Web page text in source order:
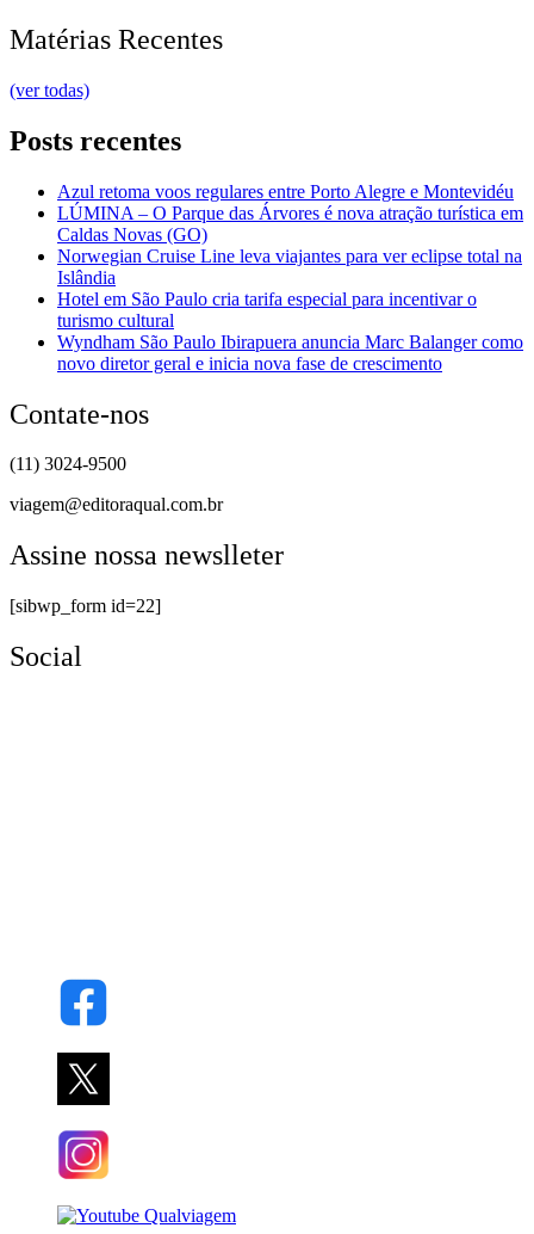
Matérias Recentes
(ver todas)
Posts recentes
Azul retoma voos regulares entre Porto Alegre e Montevidéu
LÚMINA – O Parque das Árvores é nova atração turística em
Caldas Novas (GO)
Norwegian Cruise Line leva viajantes para ver eclipse total na
Islândia
Hotel em São Paulo cria tarifa especial para incentivar o
turismo cultural
Wyndham São Paulo Ibirapuera anuncia Marc Balanger como
novo diretor geral e inicia nova fase de crescimento
Contate-nos
(11) 3024-9500
viagem@editoraqual.com.br
Assine nossa newslleter
[sibwp_form id=22]
Social